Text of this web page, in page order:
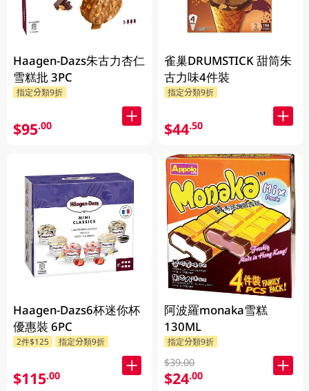
Haagen-Dazs朱古力杏仁
雪糕批 3PC
指定分類9折
$95.00
Haagen-Dazs6杯迷你杯
優惠裝 6PC
2件$125 指定分類9折
$115.00
雀巢DRUMSTICK 甜筒朱
古力味4件裝
指定分類9折
$44.50
阿波羅monaka雪糕
130ML
指定分類9折
$39.00
$24.00